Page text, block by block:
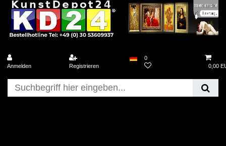
Anmelden Registrieren
0
0,00